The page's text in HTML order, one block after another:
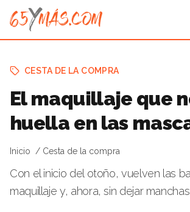
CESTA DE LA COMPRA
El maquillaje que
huella en las
Inicio Cesta de la compra
Con el inicio del otoño, vuelven las
maquillaje y, ahora, sin dejar manchas